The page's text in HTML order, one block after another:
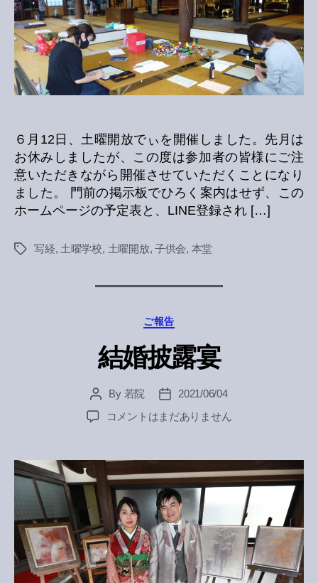
放
で
ぃ
へ
の
６月12日、土曜開放でぃを開催しました。先月は
お休みしましたが、この度は参加者の皆様にご注
意いただきながら開催させていただくことになり
ました。 門前の掲示板でひろく案内はせず、この
ホームページの予定表と、LINE登録され […]
Tags写経, 土曜学校, 土曜開放, 子供会, 本堂
Categories
ご報告
結婚披露宴
Post
author
By 若院
Post
date
2021/06/04
結
露
宴
へ
の
コメントはまだありません